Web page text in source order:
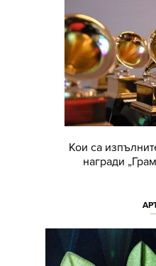
Кои са
награди